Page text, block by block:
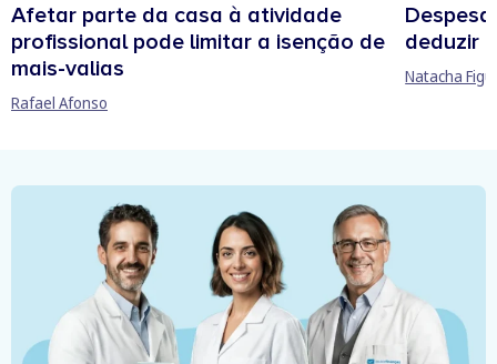
Afetar parte da casa à atividade
profissional pode limitar a isenção de
mais-valias
Rafael Afonso
deduzir
Natacha